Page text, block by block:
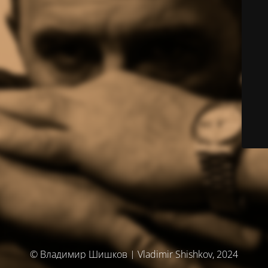
© Владимир Шишков | Vladimir Shishkov, 2024